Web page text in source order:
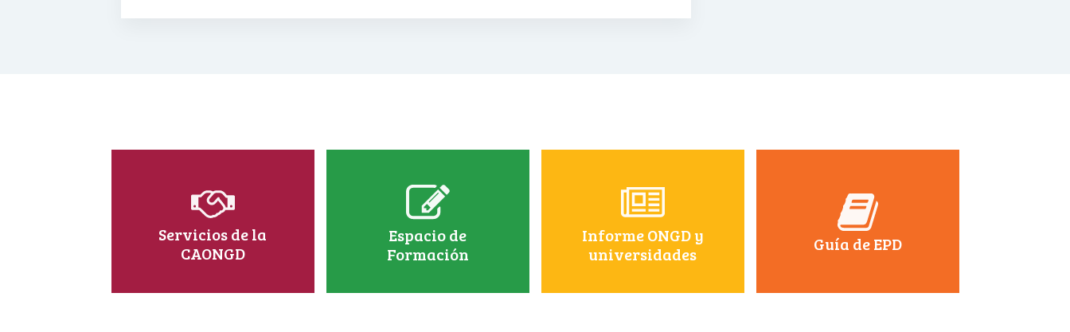
Servicios de la
CAONGD
Espacio de
Formación
Informe ONGD y
universidades
Guía de EPD